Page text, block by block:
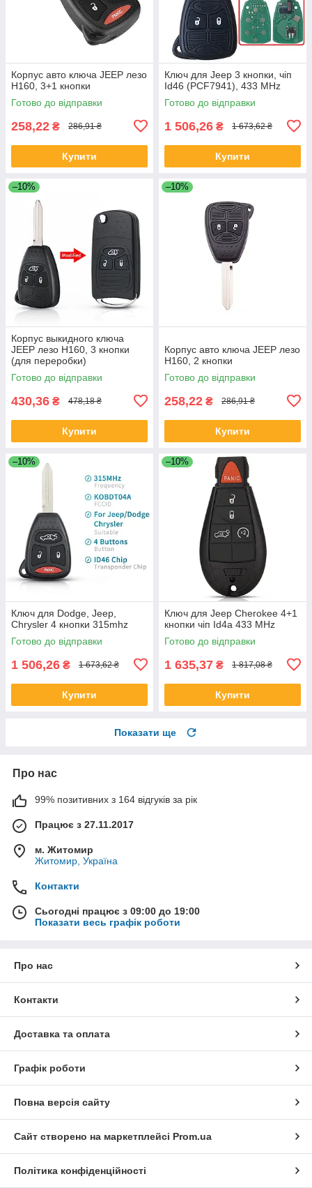
Корпус авто ключа JEEP лезо
Н160, 3+1 кнопки
Готово до відправки
258,22 ₴ 286,91 ₴
Купити
Ключ для Jeep 3 кнопки, чіп
Id46 (PCF7941), 433 MHz
Готово до відправки
1 506,26 ₴ 1 673,62 ₴
Купити
–10%
Корпус выкидного ключа
JEEP лезо Н160, 3 кнопки
(для переробки)
Готово до відправки
430,36 ₴ 478,18 ₴
Купити
–10%
Корпус авто ключа JEEP лезо
Н160, 2 кнопки
Готово до відправки
258,22 ₴ 286,91 ₴
Купити
–10%
Ключ для Dodge, Jeep,
Chrysler 4 кнопки 315mhz
Готово до відправки
1 506,26 ₴ 1 673,62 ₴
Купити
–10%
Ключ для Jeep Cherokee 4+1
кнопки чіп Id4а 433 MHz
Готово до відправки
1 635,37 ₴ 1 817,08 ₴
Купити
Показати ще
Про нас
99% позитивних з 164 відгуків за рік
Працює з 27.11.2017
м. Житомир
Житомир, Україна
Контакти
Сьогодні працює з 09:00 до 19:00
Показати весь графік роботи
Про нас
Контакти
Доставка та оплата
Графік роботи
Повна версія сайту
Сайт створено на маркетплейсі Prom.ua
Політика конфіденційності